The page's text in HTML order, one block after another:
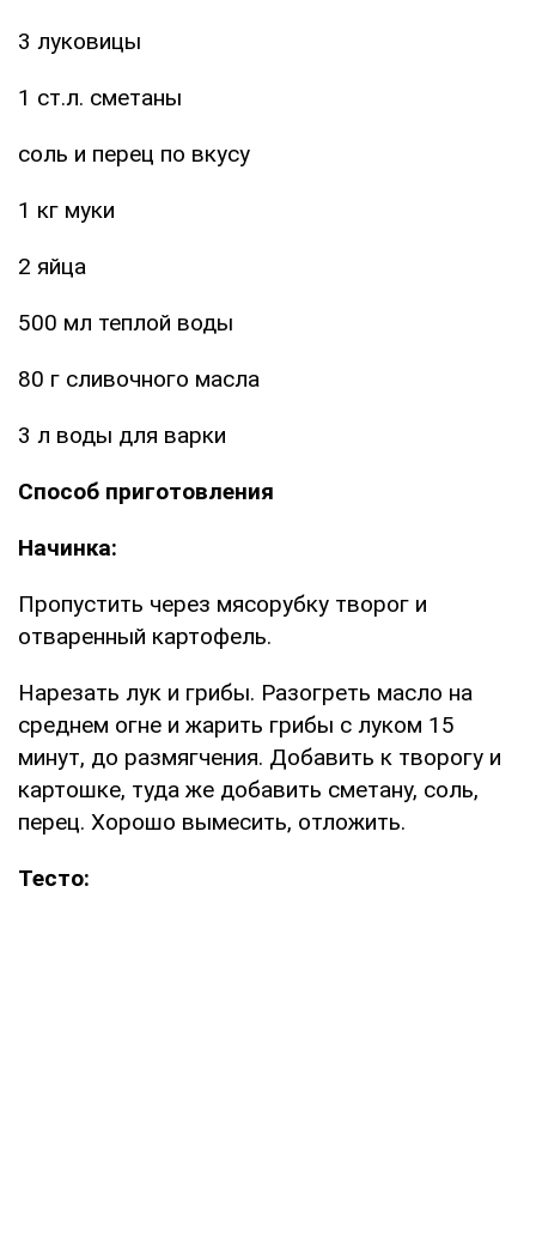
3 луковицы
1 ст.л. сметаны
соль и перец по вкусу
1 кг муки
2 яйца
500 мл теплой воды
80 г сливочного масла
3 л воды для варки
Способ приготовления
Начинка:
Пропустить через мясорубку творог и
отваренный картофель.
Нарезать лук и грибы. Разогреть масло на
среднем огне и жарить грибы с луком 15
минут, до размягчения. Добавить к творогу и
картошке, туда же добавить сметану, соль,
перец. Хорошо вымесить, отложить.
Тесто: